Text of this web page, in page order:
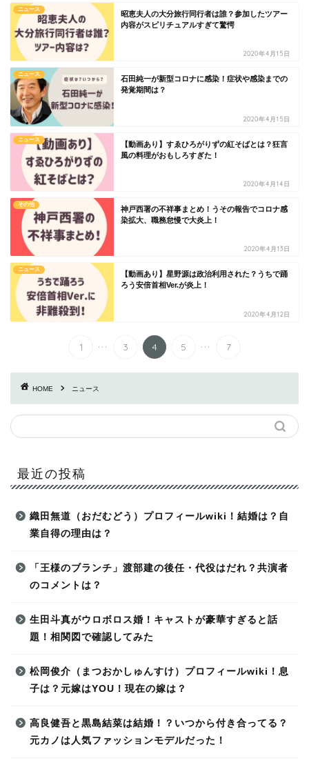
ニュース
昭恵夫人の大分旅行同行者は誰？参加したツアー
内容がスピリチュアルすぎて驚愕
2020年4月15日
ニュース
石田純一が新型コロナに感染！症状や感染までの
発覚期間は？
2020年4月15日
ニュース
【動画あり】すゑひろがりずの紅そばとは？狂言
風の料理がおもしろすぎた！
2020年4月14日
その他
神戸西署の不祥事まとめ！うその報告でコロナ感
染拡大、職務怠慢で大炎上！
2020年4月13日
ニュース
【動画あり】星野源は政治利用された？うちで踊
ろう安倍首相Ver.が炎上！
2020年4月12日
1 ... 3 4 5 ... 7
HOME ニュース
最近の投稿
織田無道（おだむどう）プロフィールwiki！結婚は？自
業自得の理由は？
「王様のブランチ」渡部建の後任・代役はだれ？共演者
のコメントは？
生田斗真がウロボロス婚！キャストが豪華すぎると話
題！相関図で確認してみた
松岡俊介（まつおかしゅんすけ）プロフィールwiki！息
子は？元嫁はYOU！現在の嫁は？
高良健吾と黒島結菜は結婚！？いつから付き合ってる？
元カノは人気ファッションモデルだった！